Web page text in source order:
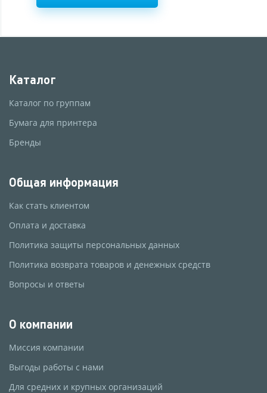
Каталог
Каталог по группам
Бумага для принтера
Бренды
Общая информация
Как стать клиентом
Оплата и доставка
Политика защиты персональных данных
Политика возврата товаров и денежных средств
Вопросы и ответы
О компании
Миссия компании
Выгоды работы с нами
Для средних и крупных организаций